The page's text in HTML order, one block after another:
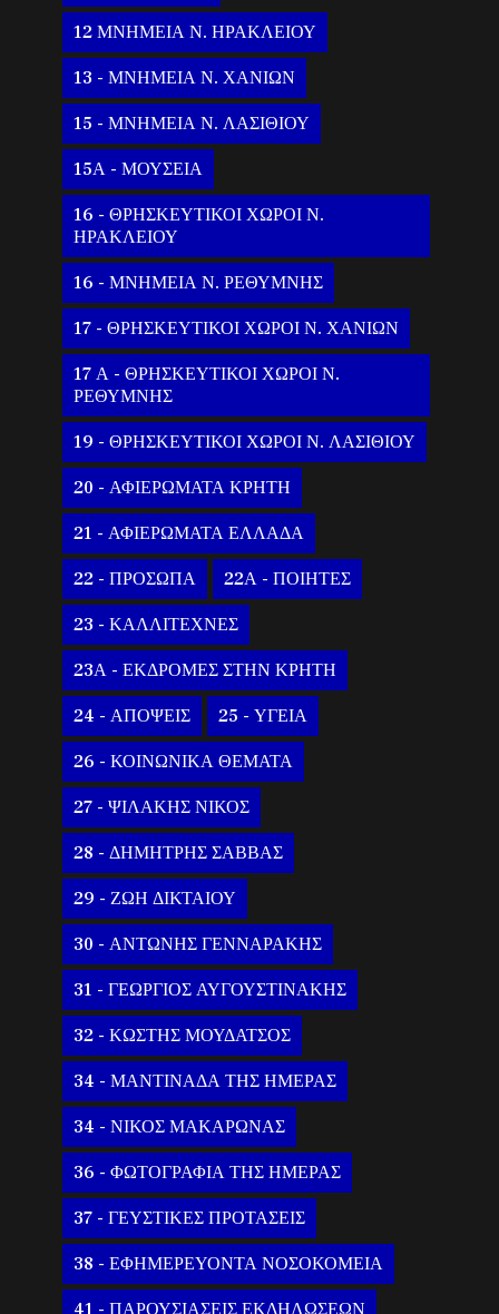
12 ΜΝΗΜΕΙΑ Ν. ΗΡΑΚΛΕΙΟΥ
13 - ΜΝΗΜΕΙΑ Ν. ΧΑΝΙΩΝ
15 - ΜΝΗΜΕΙΑ Ν. ΛΑΣΙΘΙΟΥ
15Α - ΜΟΥΣΕΙΑ
16 - ΘΡΗΣΚΕΥΤΙΚΟΙ ΧΩΡΟΙ Ν.
ΗΡΑΚΛΕΙΟΥ
16 - ΜΝΗΜΕΙΑ Ν. ΡΕΘΥΜΝΗΣ
17 - ΘΡΗΣΚΕΥΤΙΚΟΙ ΧΩΡΟΙ Ν. ΧΑΝΙΩΝ
17 Α - ΘΡΗΣΚΕΥΤΙΚΟΙ ΧΩΡΟΙ Ν.
ΡΕΘΥΜΝΗΣ
19 - ΘΡΗΣΚΕΥΤΙΚΟΙ ΧΩΡΟΙ Ν. ΛΑΣΙΘΙΟΥ
20 - ΑΦΙΕΡΩΜΑΤΑ ΚΡΗΤΗ
21 - ΑΦΙΕΡΩΜΑΤΑ ΕΛΛΑΔΑ
22 - ΠΡΟΣΩΠΑ 22Α - ΠΟΙΗΤΕΣ
23 - ΚΑΛΛΙΤΕΧΝΕΣ
23Α - ΕΚΔΡΟΜΕΣ ΣΤΗΝ ΚΡΗΤΗ
24 - ΑΠΟΨΕΙΣ 25 - ΥΓΕΙΑ
26 - ΚΟΙΝΩΝΙΚΑ ΘΕΜΑΤΑ
27 - ΨΙΛΑΚΗΣ ΝΙΚΟΣ
28 - ΔΗΜΗΤΡΗΣ ΣΑΒΒΑΣ
29 - ΖΩΗ ΔΙΚΤΑΙΟΥ
30 - ΑΝΤΩΝΗΣ ΓΕΝΝΑΡΑΚΗΣ
31 - ΓΕΩΡΓΙΟΣ ΑΥΓΟΥΣΤΙΝΑΚΗΣ
32 - ΚΩΣΤΗΣ ΜΟΥΔΑΤΣΟΣ
34 - ΜΑΝΤΙΝΑΔΑ ΤΗΣ ΗΜΕΡΑΣ
34 - ΝΙΚΟΣ ΜΑΚΑΡΩΝΑΣ
36 - ΦΩΤΟΓΡΑΦΙΑ ΤΗΣ ΗΜΕΡΑΣ
37 - ΓΕΥΣΤΙΚΕΣ ΠΡΟΤΑΣΕΙΣ
38 - ΕΦΗΜΕΡΕΥΟΝΤΑ ΝΟΣΟΚΟΜΕΙΑ